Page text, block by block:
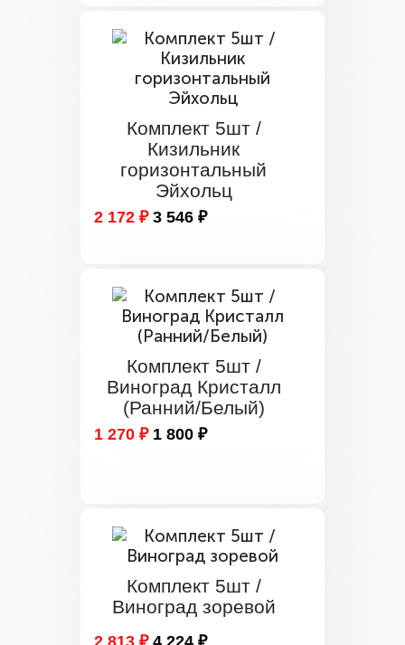
Комплект 5шт /
Кизильник
горизонтальный
Эйхольц
2 172 ₽ 3 546 ₽
Комплект 5шт /
Виноград Кристалл
(Ранний/Белый)
1 270 ₽ 1 800 ₽
Комплект 5шт /
Виноград зоревой
2 813 ₽ 4 224 ₽